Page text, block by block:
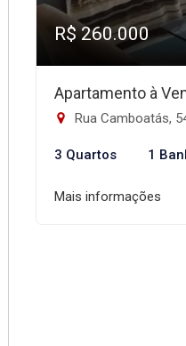
R$ 260.000
Apartamento à
Rua Camboatás,
3 Quartos 1
Mais informações